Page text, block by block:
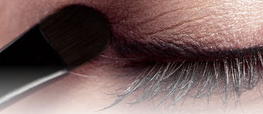
Pflege nach der Sonne
Spezialprodukte
alle Produkte